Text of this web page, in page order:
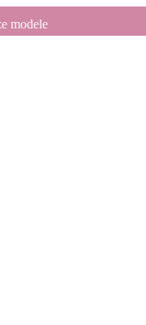
modele